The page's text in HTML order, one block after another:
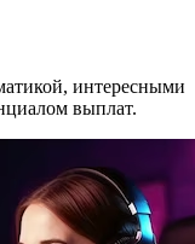
интересными
выплат.